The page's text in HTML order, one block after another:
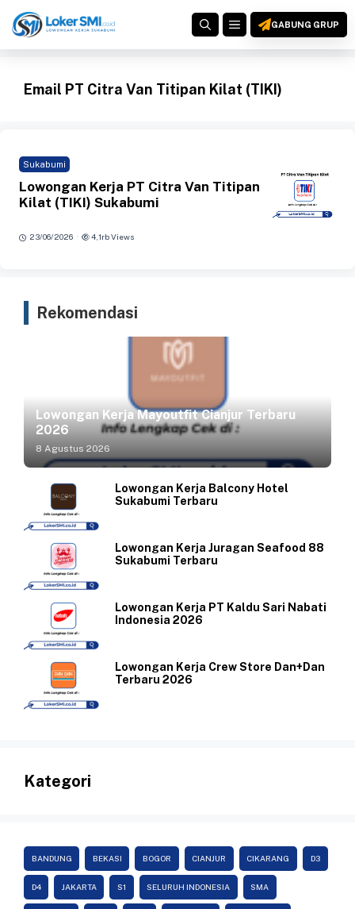
ke
MENUGABUNG GRUP
Email PT Citra Van Titipan Kilat (TIKI)
Sukabumi
Lowongan Kerja PT Citra Van Titipan
Kilat (TIKI) Sukabumi
23/06/2026 · 4,1rb Views
Rekomendasi
Lowongan Kerja Mayoutfit Cianjur Terbaru
2026
8 Agustus 2026
Lowongan Kerja Balcony Hotel
Sukabumi Terbaru
Lowongan Kerja Juragan Seafood 88
Sukabumi Terbaru
Lowongan Kerja PT Kaldu Sari Nabati
Indonesia 2026
Lowongan Kerja Crew Store Dan+Dan
Terbaru 2026
Kategori
BANDUNG BEKASI BOGOR CIANJUR CIKARANG D3
D4 JAKARTA S1 SELURUH INDONESIA SMA